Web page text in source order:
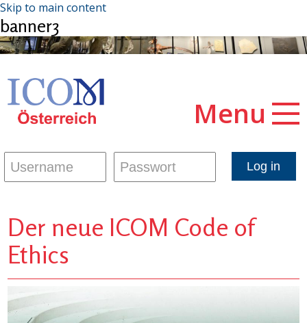
Skip to main content
banner3
Menu
Der neue ICOM Code of
Ethics